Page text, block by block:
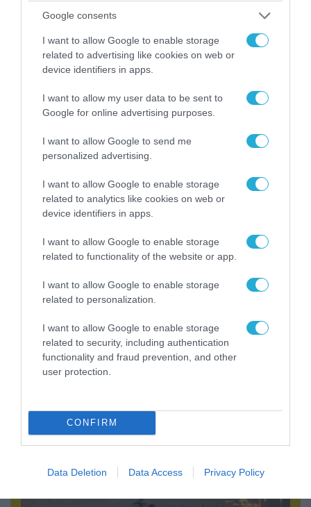
Google consents
I want to allow Google to enable storage
related to advertising like cookies on web or
device identifiers in apps.
I want to allow my user data to be sent to
Google for online advertising purposes.
I want to allow Google to send me
personalized advertising.
I want to allow Google to enable storage
related to analytics like cookies on web or
device identifiers in apps.
I want to allow Google to enable storage
related to functionality of the website or app.
I want to allow Google to enable storage
related to personalization.
I want to allow Google to enable storage
related to security, including authentication
functionality and fraud prevention, and other
user protection.
CONFIRM
Data Deletion Data Access Privacy Policy
08.08.2026 | 12:02
Ιράν: Δημοσίευσε φωτογραφίες
drones που καταρρίφθηκαν
08.08.2026 | 13:02
Βίντεο: Ρωσική βόμβα FAB-3000 «εξαφανίζει
από τον χάρτη» σημείο διέλευσης των